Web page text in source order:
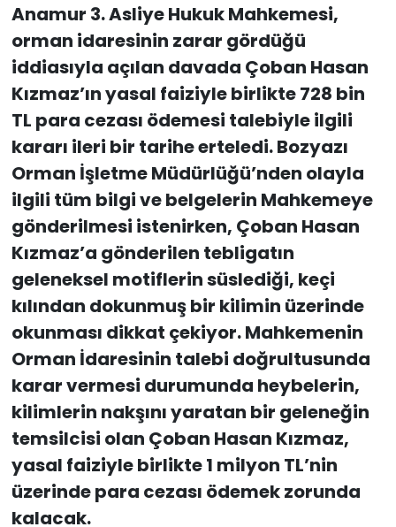
Anamur 3. Asliye Hukuk Mahkemesi,
orman idaresinin zarar gördüğü
iddiasıyla açılan davada Çoban Hasan
Kızmaz’ın yasal faiziyle birlikte 728 bin
TL para cezası ödemesi talebiyle ilgili
kararı ileri bir tarihe erteledi. Bozyazı
Orman İşletme Müdürlüğü’nden olayla
ilgili tüm bilgi ve belgelerin Mahkemeye
gönderilmesi istenirken, Çoban Hasan
Kızmaz’a gönderilen tebligatın
geleneksel motiflerin süslediği, keçi
kılından dokunmuş bir kilimin üzerinde
okunması dikkat çekiyor. Mahkemenin
Orman İdaresinin talebi doğrultusunda
karar vermesi durumunda heybelerin,
kilimlerin nakşını yaratan bir geleneğin
temsilcisi olan Çoban Hasan Kızmaz,
yasal faiziyle birlikte 1 milyon TL’nin
üzerinde para cezası ödemek zorunda
kalacak.